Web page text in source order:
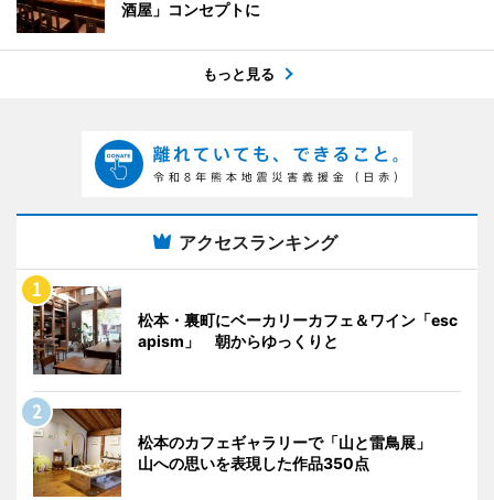
酒屋」コンセプトに
もっと見る
アクセスランキング
松本・裏町にベーカリーカフェ＆ワイン「esc
apism」 朝からゆっくりと
松本のカフェギャラリーで「山と雷鳥展」
山への思いを表現した作品350点